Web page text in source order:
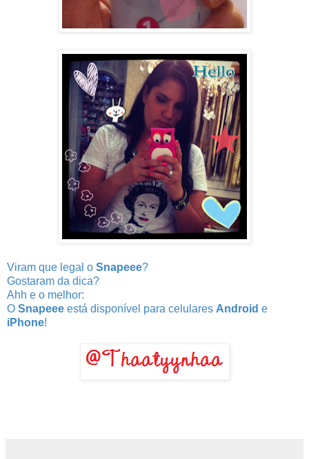
Viram que legal o Snapeee?
Gostaram da dica?
Ahh e o melhor:
O Snapeee está disponível para celulares Android e
iPhone!